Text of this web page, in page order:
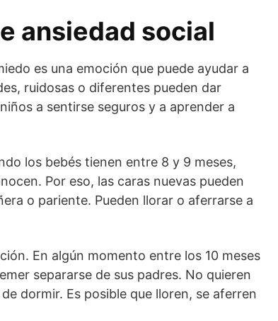
ansiedad social
es una emoción que puede ayudar a
ruidosas o diferentes pueden dar
a sentirse seguros y a aprender a
los bebés tienen entre 8 y 9 meses,
Por eso, las caras nuevas pueden
o pariente. Pueden llorar o aferrarse a
En algún momento entre los 10 meses
separarse de sus padres. No quieren
dormir. Es posible que lloren, se aferren